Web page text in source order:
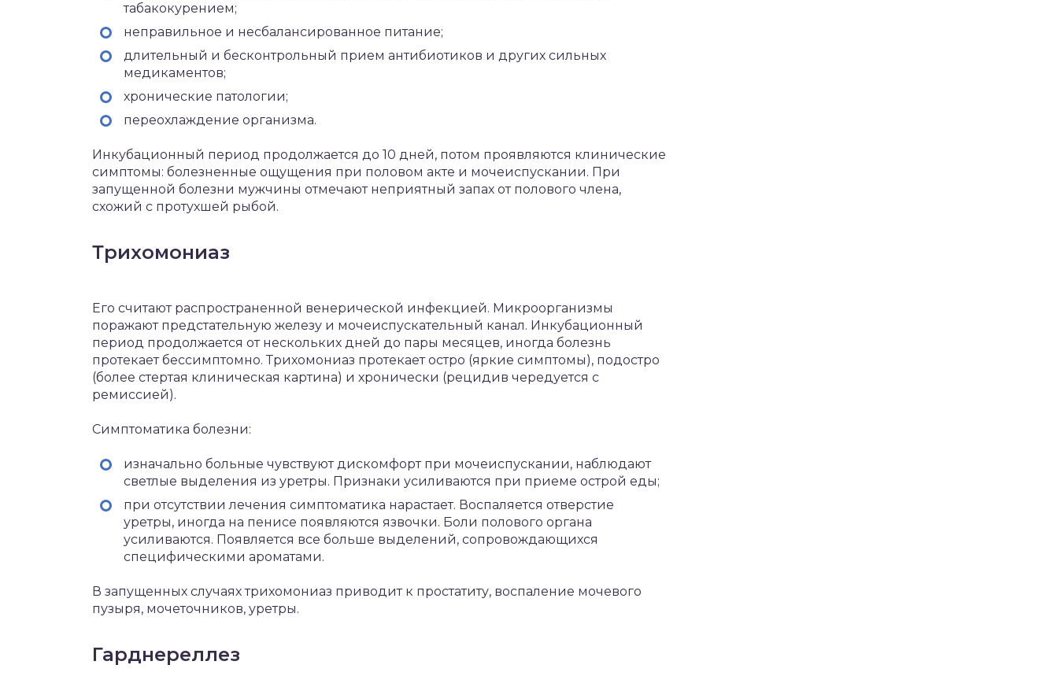
табакокурением;
неправильное и несбалансированное питание;
длительный и бесконтрольный прием антибиотиков и других сильных
медикаментов;
хронические патологии;
переохлаждение организма.
Инкубационный период продолжается до 10 дней, потом проявляются клинические
симптомы: болезненные ощущения при половом акте и мочеиспускании. При
запущенной болезни мужчины отмечают неприятный запах от полового члена,
схожий с протухшей рыбой.
Трихомониаз
Его считают распространенной венерической инфекцией. Микроорганизмы
поражают предстательную железу и мочеиспускательный канал. Инкубационный
период продолжается от нескольких дней до пары месяцев, иногда болезнь
протекает бессимптомно. Трихомониаз протекает остро (яркие симптомы), подостро
(более стертая клиническая картина) и хронически (рецидив чередуется с
ремиссией).
Симптоматика болезни:
изначально больные чувствуют дискомфорт при мочеиспускании, наблюдают
светлые выделения из уретры. Признаки усиливаются при приеме острой еды;
при отсутствии лечения симптоматика нарастает. Воспаляется отверстие
уретры, иногда на пенисе появляются язвочки. Боли полового органа
усиливаются. Появляется все больше выделений, сопровождающихся
специфическими ароматами.
В запущенных случаях трихомониаз приводит к простатиту, воспаление мочевого
пузыря, мочеточников, уретры.
Гарднереллез